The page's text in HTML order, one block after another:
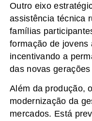
Outro eixo
assistência técnica
famílias
formação de jovens
incentivando a
das novas
Além da produção,
modernização da
mercados. Está